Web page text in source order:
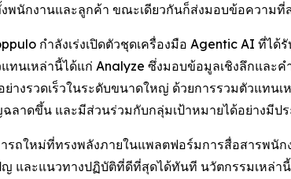
พนักงานและลูกค้า ขณะเดียวกันก็ส่งมอบข้อความ
กำลังเร่งเปิดตัวชุดเครื่องมือ Agentic AI ที่ไ
ทนเหล่านี้ได้แก่ Analyze ซึ่งมอบข้อมูลเชิงลึกและค
งรวดเร็วในระดับขนาดใหญ่ ด้วยการรวมตัวแทน
ลาดขึ้น และมีส่วนร่วมกับกลุ่มเป้าหมายได้อย่างมี
ารถใหม่ที่ทรงพลังภายในแพลตฟอร์มการสื่อสารพ
และแนวทางปฏิบัติที่ดีที่สุดได้ทันที นวัตกรรมเหล่า